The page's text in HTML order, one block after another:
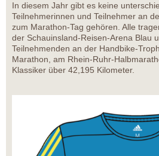
In diesem Jahr gibt es keine
Teilnehmerinnen und Teilnehmer an
zum Marathon-Tag gehören. Alle
der Schauinsland-Reisen-Arena Blau
Teilnehmenden an der Handbike-
Marathon, am Rhein-Ruhr-
Klassiker über 42,195 Kilometer.